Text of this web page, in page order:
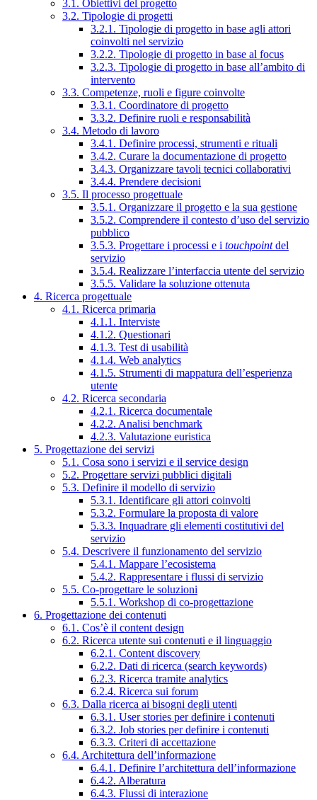
3.1. Obiettivi del progetto
3.2. Tipologie di progetti
3.2.1. Tipologie di progetto in base agli attori
coinvolti nel servizio
3.2.2. Tipologie di progetto in base al focus
3.2.3. Tipologie di progetto in base all’ambito di
intervento
3.3. Competenze, ruoli e figure coinvolte
3.3.1. Coordinatore di progetto
3.3.2. Definire ruoli e responsabilità
3.4. Metodo di lavoro
3.4.1. Definire processi, strumenti e rituali
3.4.2. Curare la documentazione di progetto
3.4.3. Organizzare tavoli tecnici collaborativi
3.4.4. Prendere decisioni
3.5. Il processo progettuale
3.5.1. Organizzare il progetto e la sua gestione
3.5.2. Comprendere il contesto d’uso del servizio
pubblico
3.5.3. Progettare i processi e i touchpointdel
servizio
3.5.4. Realizzare l’interfaccia utente del servizio
3.5.5. Validare la soluzione ottenuta
4. Ricerca progettuale
4.1. Ricerca primaria
4.1.1. Interviste
4.1.2. Questionari
4.1.3. Test di usabilità
4.1.4. Web analytics
4.1.5. Strumenti di mappatura dell’esperienza
utente
4.2. Ricerca secondaria
4.2.1. Ricerca documentale
4.2.2. Analisi benchmark
4.2.3. Valutazione euristica
5. Progettazione dei servizi
5.1. Cosa sono i servizi e il service design
5.2. Progettare servizi pubblici digitali
5.3. Definire il modello di servizio
5.3.1. Identificare gli attori coinvolti
5.3.2. Formulare la proposta di valore
5.3.3. Inquadrare gli elementi costitutivi del
servizio
5.4. Descrivere il funzionamento del servizio
5.4.1. Mappare l’ecosistema
5.4.2. Rappresentare i flussi di servizio
5.5. Co-progettare le soluzioni
5.5.1. Workshop di co-progettazione
6. Progettazione dei contenuti
6.1. Cos’è il content design
6.2. Ricerca utente sui contenuti e il linguaggio
6.2.1. Content discovery
6.2.2. Dati di ricerca (search keywords)
6.2.3. Ricerca tramite analytics
6.2.4. Ricerca sui forum
6.3. Dalla ricerca ai bisogni degli utenti
6.3.1. User stories per definire i contenuti
6.3.2. Job stories per definire i contenuti
6.3.3. Criteri di accettazione
6.4. Architettura dell’informazione
6.4.1. Definire l’architettura dell’informazione
6.4.2. Alberatura
6.4.3. Flussi di interazione